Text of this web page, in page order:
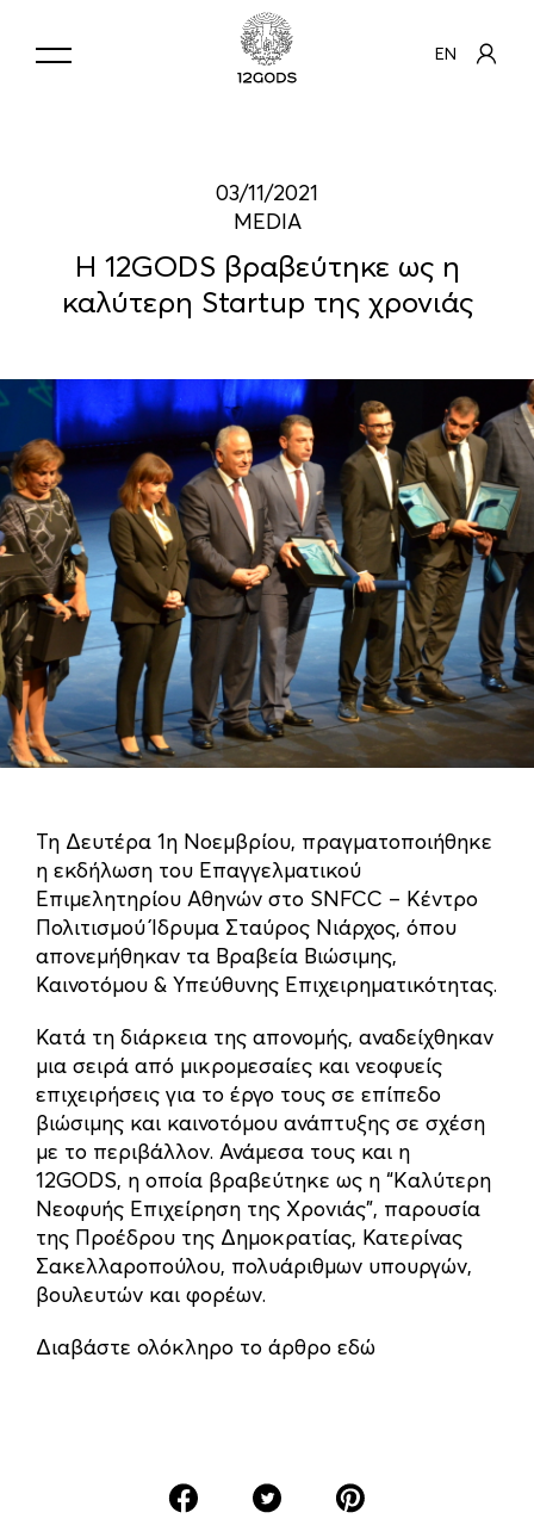
EN
03/11/2021
MEDIA
Η 12GODS βραβεύτηκε ως η
καλύτερη Startup της χρονιάς
Τη Δευτέρα 1η Νοεμβρίου, πραγματοποιήθηκε
η εκδήλωση του Επαγγελματικού
Επιμελητηρίου Αθηνών στο SNFCC – Κέντρο
Πολιτισμού Ίδρυμα Σταύρος Νιάρχος, όπου
απονεμήθηκαν τα Βραβεία Βιώσιμης,
Καινοτόμου & Υπεύθυνης Επιχειρηματικότητας.
Κατά τη διάρκεια της απονομής, αναδείχθηκαν
μια σειρά από μικρομεσαίες και νεοφυείς
επιχειρήσεις για το έργο τους σε επίπεδο
βιώσιμης και καινοτόμου ανάπτυξης σε σχέση
με το περιβάλλον. Ανάμεσα τους και η
12GODS, η οποία βραβεύτηκε ως η “Kαλύτερη
Νεοφυής Επιχείρηση της Χρονιάς”, παρουσία
της Προέδρου της Δημοκρατίας, Κατερίνας
Σακελλαροπούλου, πολυάριθμων υπουργών,
βουλευτών και φορέων.
Διαβάστε ολόκληρο το άρθρο εδώ